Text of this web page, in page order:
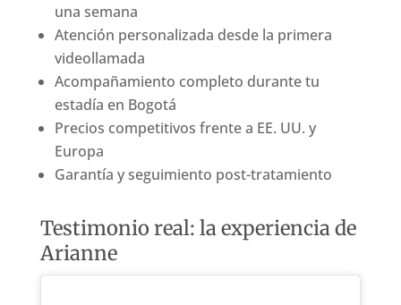
una semana
Atención personalizada desde la primera
videollamada
Acompañamiento completo durante tu
estadía en Bogotá
Precios competitivos frente a EE. UU. y
Europa
Garantía y seguimiento post-tratamiento
Testimonio real: la experiencia de
Arianne